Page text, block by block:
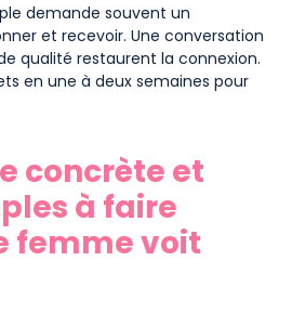
demande souvent un
et recevoir. Une conversation
qualité restaurent la connexion.
en une à deux semaines pour
concrète et
à faire
femme voit